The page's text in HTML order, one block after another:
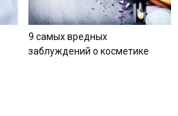
9 самых вредных
заблуждений о косметике